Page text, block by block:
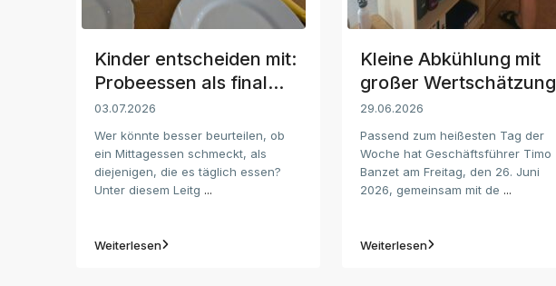
Kinder entscheiden mit:
Probeessen als final...
03.07.2026
Wer könnte besser beurteilen, ob
ein Mittagessen schmeckt, als
diejenigen, die es täglich essen?
Unter diesem Leitg ...
Weiterlesen
Kleine Abkühlung mit
großer Wertschätzung
29.06.2026
Passend zum heißesten Tag der
Woche hat Geschäftsführer Timo
Banzet am Freitag, den 26. Juni
2026, gemeinsam mit de ...
Weiterlesen